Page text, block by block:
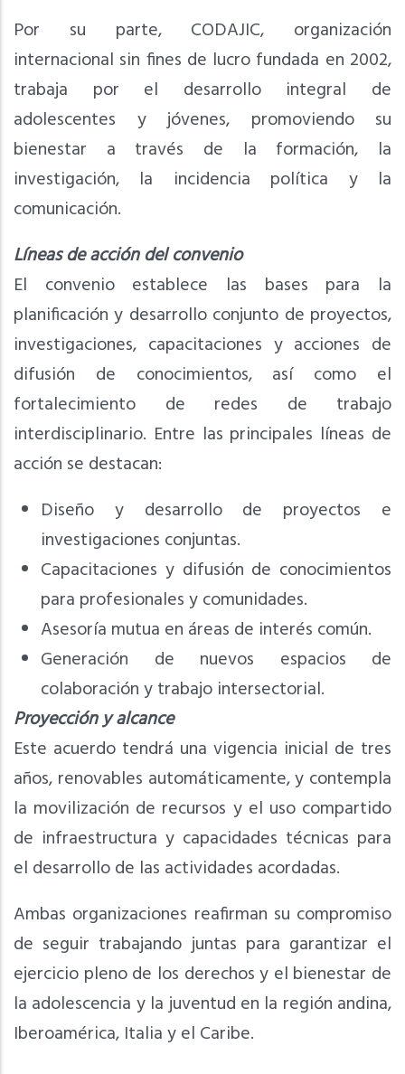
Por su parte, CODAJIC, organización
internacional sin fines de lucro fundada en 2002,
trabaja por el desarrollo integral de
adolescentes y jóvenes, promoviendo su
bienestar a través de la formación, la
investigación, la incidencia política y la
comunicación.
Líneas de acción del convenio
El convenio establece las bases para la
planificación y desarrollo conjunto de proyectos,
investigaciones, capacitaciones y acciones de
difusión de conocimientos, así como el
fortalecimiento de redes de trabajo
interdisciplinario. Entre las principales líneas de
acción se destacan:
Diseño y desarrollo de proyectos e
investigaciones conjuntas.
Capacitaciones y difusión de conocimientos
para profesionales y comunidades.
Asesoría mutua en áreas de interés común.
Generación de nuevos espacios de
colaboración y trabajo intersectorial.
Proyección y alcance
Este acuerdo tendrá una vigencia inicial de tres
años, renovables automáticamente, y contempla
la movilización de recursos y el uso compartido
de infraestructura y capacidades técnicas para
el desarrollo de las actividades acordadas.
Ambas organizaciones reafirman su compromiso
de seguir trabajando juntas para garantizar el
ejercicio pleno de los derechos y el bienestar de
la adolescencia y la juventud en la región andina,
Iberoamérica, Italia y el Caribe.